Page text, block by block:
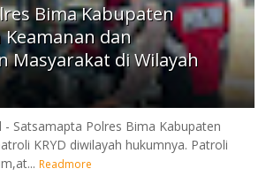
Bima Kabupaten
dan
Masyarakat di Wilayah
- Satsamapta Polres Bima Kabupaten
KRYD diwilayah hukumnya. Patroli
Readmore